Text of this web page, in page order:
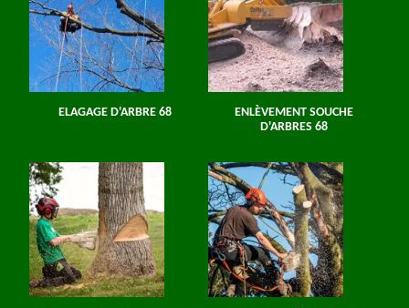
ELAGAGE D'ARBRE 68
ENLÈVEMENT SOUCHE
D'ARBRES 68